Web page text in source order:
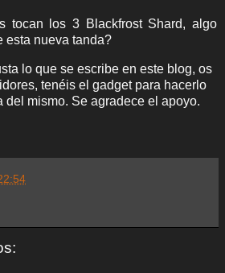
tocan los 3 Blackfrost Shard, algo
esta nueva tanda?
lo que se escribe en este blog, os
tenéis el gadget para hacerlo
del mismo. Se agradece el apoyo.